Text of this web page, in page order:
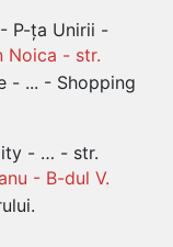
P-ța Unirii -
Noica - str.
- ... - Shopping
- … - str.
- B-dul V.